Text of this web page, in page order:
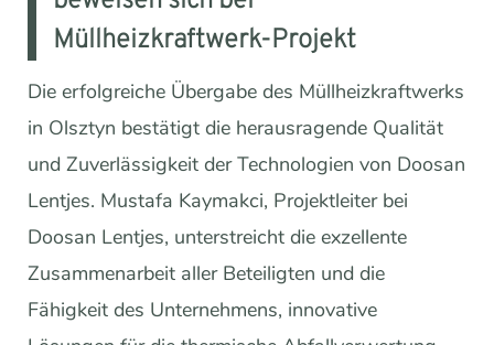
Müllheizkraftwerk-Projekt
Die erfolgreiche Übergabe des Müllheizkraftwerks
in Olsztyn bestätigt die herausragende Qualität
und Zuverlässigkeit der Technologien von Doosan
Lentjes. Mustafa Kaymakci, Projektleiter bei
Doosan Lentjes, unterstreicht die exzellente
Zusammenarbeit aller Beteiligten und die
Fähigkeit des Unternehmens, innovative